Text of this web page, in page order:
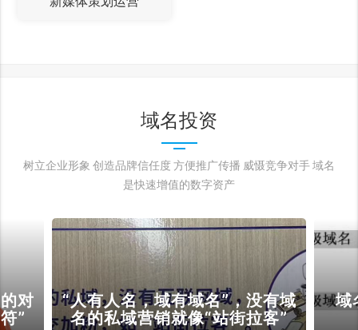
域名投资
树立企业形象 创造品牌信任度 方便推广传播 威慑竞争对手 域名
是快速增值的数字资产
对
”
“人有人名，域有域名”，没有域
名的私域营销就像“站街拉客”
域